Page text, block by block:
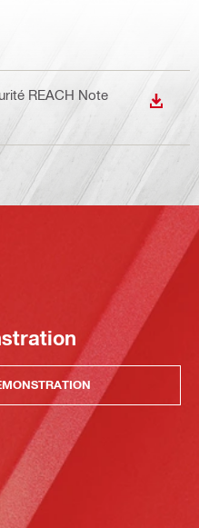
REACH Note